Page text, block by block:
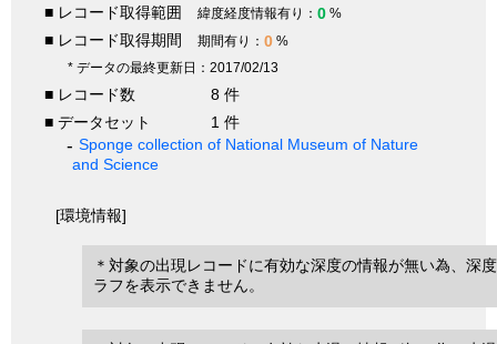
■ レコード取得範囲 緯度経度情報有り： 0 %
■ レコード取得期間 期間有り： 0 %
* データの最終更新日：2017/02/13
■ レコード数
8 件
■ データセット
1 件
Sponge collection of National Museum of Nature
and Science
[環境情報]
＊対象の出現レコードに有効な深度の情報が無い為、深
ラフを表示できません。